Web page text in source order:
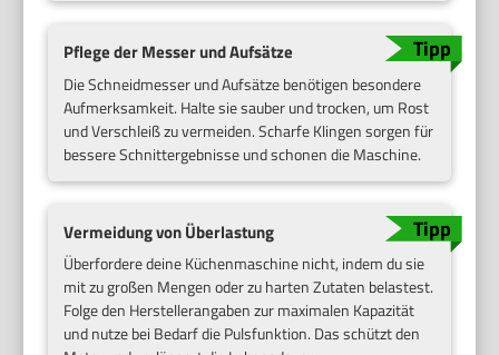
Pflege der Messer und Aufsätze
Die Schneidmesser und Aufsätze benötigen besondere
Aufmerksamkeit. Halte sie sauber und trocken, um Rost
und Verschleiß zu vermeiden. Scharfe Klingen sorgen für
bessere Schnittergebnisse und schonen die Maschine.
Vermeidung von Überlastung
Überfordere deine Küchenmaschine nicht, indem du sie
mit zu großen Mengen oder zu harten Zutaten belastest.
Folge den Herstellerangaben zur maximalen Kapazität
und nutze bei Bedarf die Pulsfunktion. Das schützt den